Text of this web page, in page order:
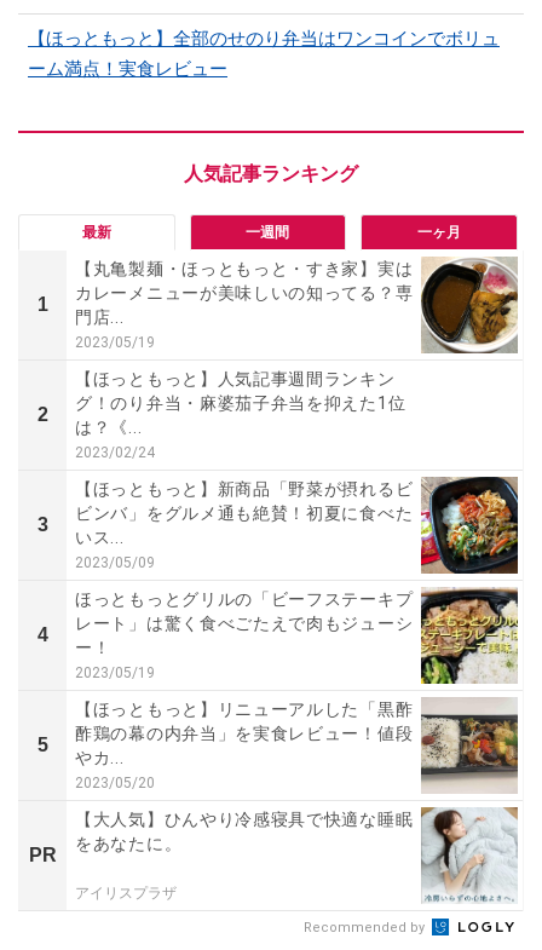
【ほっともっと】全部のせのり弁当はワンコインでボリュ
ーム満点！実食レビュー
最新 一週間 一ヶ月
1
【丸亀製麺・ほっともっと・すき家】実は
カレーメニューが美味しいの知ってる？専
門店...
2023/05/19
2
【ほっともっと】人気記事週間ランキン
グ！のり弁当・麻婆茄子弁当を抑えた1位
は？《...
2023/02/24
3
【ほっともっと】新商品「野菜が摂れるビ
ビンバ」をグルメ通も絶賛！初夏に食べた
いス...
2023/05/09
4
ほっともっとグリルの「ビーフステーキプ
レート」は驚く食べごたえで肉もジューシ
ー！
2023/05/19
5
【ほっともっと】リニューアルした「黒酢
酢鶏の幕の内弁当」を実食レビュー！値段
やカ...
2023/05/20
PR
【大人気】ひんやり冷感寝具で快適な睡眠
をあなたに。
アイリスプラザ
Recommended by